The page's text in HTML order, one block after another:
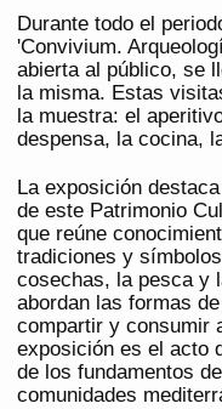
Durante todo el
'Convivium.
abierta al público, se
la misma. Estas
la muestra: el
despensa, la cocina,
La exposición
de este Patrimonio
que reúne
tradiciones y
cosechas, la pesca y
abordan las formas
compartir y consumir
exposición es el acto
de los fundamentos
comunidades